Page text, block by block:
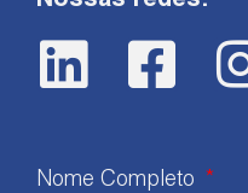
Nome Completo